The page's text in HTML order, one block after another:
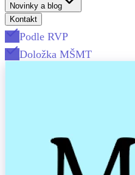
Novinky a blog
Kontakt
Podle RVP
Doložka MŠMT